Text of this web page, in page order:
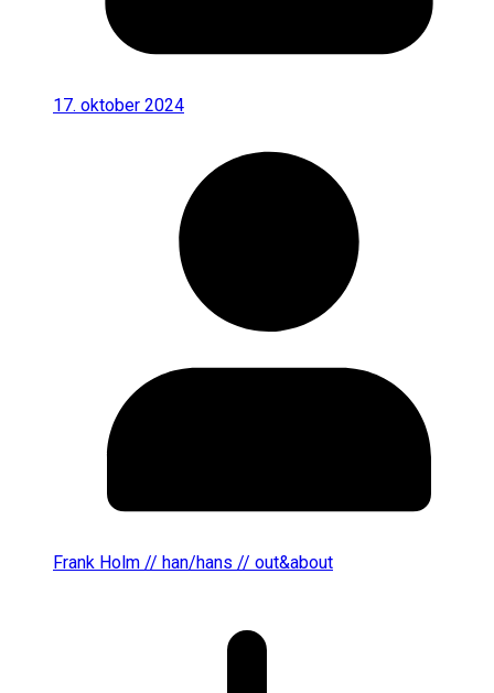
17. oktober 2024
Frank Holm // han/hans // out&about